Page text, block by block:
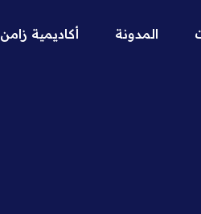
المدونة أكاديمية زامن